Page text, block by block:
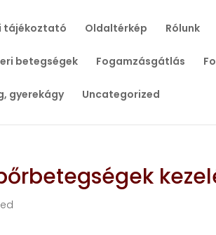
tájékoztató Oldaltérkép Rólunk
betegségek Fogamzásgátlás
gyerekágy Uncategorized